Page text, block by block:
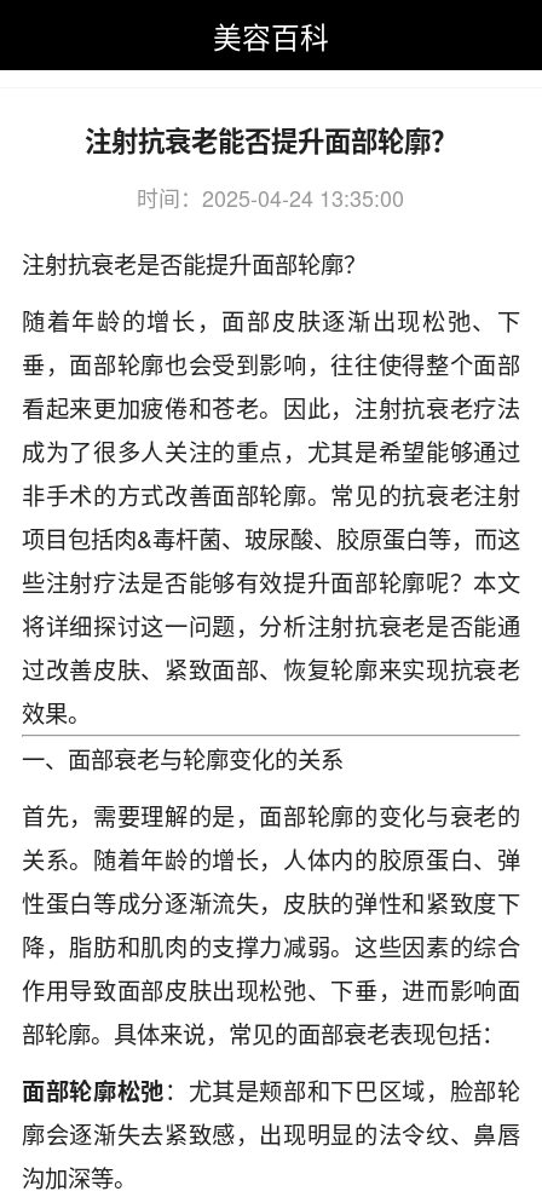
美容百科
抗衰老美容>注射抗衰老
注射抗衰老能否提升面部轮廓？
时间：2025-04-24 13:35:00
关键词：注射,抗衰老,能否,提升
注射抗衰老是否能提升面部轮廓？
随着年龄的增长，面部皮肤逐渐出现松弛、下
垂，面部轮廓也会受到影响，往往使得整个面部
看起来更加疲倦和苍老。因此，注射抗衰老疗法
成为了很多人关注的重点，尤其是希望能够通过
非手术的方式改善面部轮廓。常见的抗衰老注射
项目包括肉&毒杆菌、玻尿酸、胶原蛋白等，而这
些注射疗法是否能够有效提升面部轮廓呢？本文
将详细探讨这一问题，分析注射抗衰老是否能通
过改善皮肤、紧致面部、恢复轮廓来实现抗衰老
效果。
一、面部衰老与轮廓变化的关系
首先，需要理解的是，面部轮廓的变化与衰老的
关系。随着年龄的增长，人体内的胶原蛋白、弹
性蛋白等成分逐渐流失，皮肤的弹性和紧致度下
降，脂肪和肌肉的支撑力减弱。这些因素的综合
作用导致面部皮肤出现松弛、下垂，进而影响面
部轮廓。具体来说，常见的面部衰老表现包括：
面部轮廓松弛：尤其是颊部和下巴区域，脸部轮
廓会逐渐失去紧致感，出现明显的法令纹、鼻唇
沟加深等。